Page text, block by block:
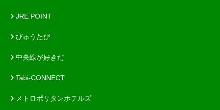
JRE POINT
びゅうたび
中央線が好きだ
Tabi-CONNECT
メトロポリタンホテルズ